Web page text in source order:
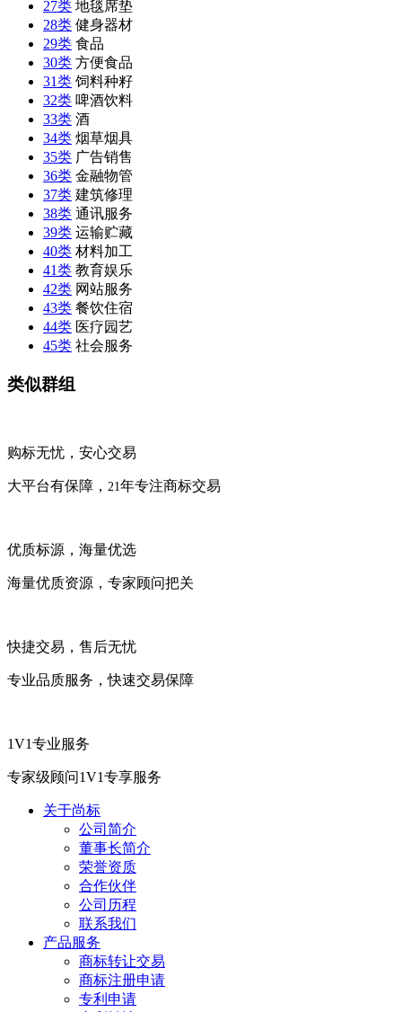
27类 地毯席垫
28类 健身器材
29类 食品
30类 方便食品
31类 饲料种籽
32类 啤酒饮料
33类 酒
34类 烟草烟具
35类 广告销售
36类 金融物管
37类 建筑修理
38类 通讯服务
39类 运输贮藏
40类 材料加工
41类 教育娱乐
42类 网站服务
43类 餐饮住宿
44类 医疗园艺
45类 社会服务
类似群组
购标无忧，安心交易
大平台有保障， 21年专注商标交易
优质标源，海量优选
海量优质资源，专家顾问把关
快捷交易，售后无忧
专业品质服务，快速交易保障
1V1专业服务
专家级顾问1V1专享服务
关于尚标
公司简介
董事长简介
荣誉资质
合作伙伴
公司历程
联系我们
产品服务
商标转让交易
商标注册申请
专利申请